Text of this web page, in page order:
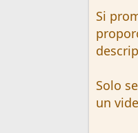
Si
Solo
un